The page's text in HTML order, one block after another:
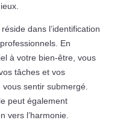
dans l’identification
En
à votre bien-être, vous
tâches et vos
sentir submergé.
peut également
vers l’harmonie.